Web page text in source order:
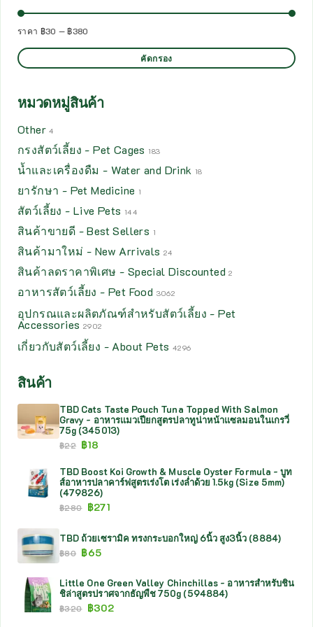
คัดกรอง
ราคา ฿30 — ฿380
หมวดหมู่สินค้า
Other 4
กรงสัตว์เลี้ยง - Pet Cages 183
น้ำและเครื่องดืม - Water and Drink 18
ยารักษา - Pet Medicine 1
สัตว์เลี้ยง - Live Pets 144
สินค้าขายดี - Best Sellers 1
สินค้ามาใหม่ - New Arrivals 24
สินค้าลดราคาพิเศษ - Special Discounted 2
อาหารสัตว์เลี้ยง - Pet Food 3062
อุปกรณและผลิตภัณฑ์สำหรับสัตว์เลี้ยง - Pet
Accessories 2902
เกี่ยวกับสัตว์เลี้ยง - About Pets 4296
สินค้า
TBD Cats Taste Pouch Tuna Topped With Salmon
Gravy - อาหารแมวเปียกสูตรปลาทูน่าหน้าแซลมอนในเกรวี่
75g (345013)
฿22 ฿18
TBD Boost Koi Growth & Muscle Oyster Formula - บูท
ส์อาหารปลาคาร์ฟสูตรเร่งโต เร่งล่ำด้วย 1.5kg (Size 5mm)
(479826)
฿280 ฿271
TBD ถ้วยเซรามิค ทรงกระบอกใหญ่ 6นิ้ว สูง3นิ้ว (8884)
฿80 ฿65
Little One Green Valley Chinchillas - อาหารสำหรับชิน
ชิล่าสูตรปราศจากธัญพืช 750g (594884)
฿320 ฿302